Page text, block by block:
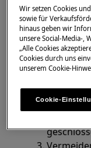
Lösung
Drücken
der
geöffnet
Warten
Wir setzen Cookies
sowie für
hinaus geben wir
unsere Social-Media-,
„Alle Cookies
Cookies durch uns
unserem Cookie-
Cookie-